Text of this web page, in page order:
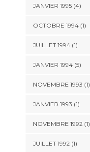
JANVIER 1995 (4)
OCTOBRE 1994 (1)
JUILLET 1994 (1)
JANVIER 1994 (5)
NOVEMBRE 1993 (1)
JANVIER 1993 (1)
NOVEMBRE 1992 (1)
JUILLET 1992 (1)